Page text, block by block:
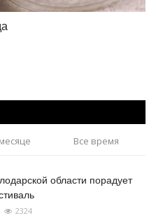
Все время
области порадует
2324